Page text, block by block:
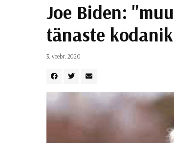
Joe Biden:
tänaste
3. veebr. 2020